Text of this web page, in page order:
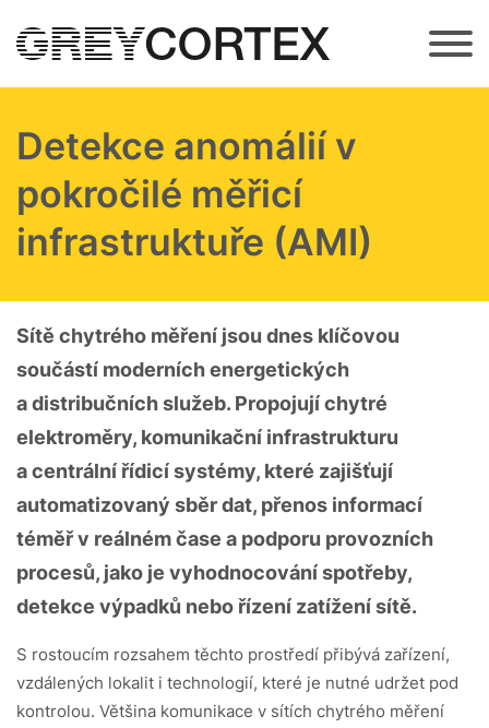
Detekce anomálií v
pokročilé měřicí
infrastruktuře (AMI)
Sítě chytrého měření jsou dnes klíčovou
součástí moderních energetických
a distribučních služeb. Propojují chytré
elektroměry, komunikační infrastrukturu
a centrální řídicí systémy, které zajišťují
automatizovaný sběr dat, přenos informací
téměř v reálném čase a podporu provozních
procesů, jako je vyhodnocování spotřeby,
detekce výpadků nebo řízení zatížení sítě.
S rostoucím rozsahem těchto prostředí přibývá zařízení,
vzdálených lokalit i technologií, které je nutné udržet pod
kontrolou. Většina komunikace v sítích chytrého měření